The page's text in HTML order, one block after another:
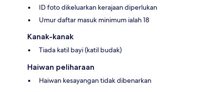
ID foto dikeluarkan kerajaan diperlukan
Umur daftar masuk minimum ialah 18
Kanak-kanak
Tiada katil bayi (katil budak)
Haiwan peliharaan
Haiwan kesayangan tidak dibenarkan